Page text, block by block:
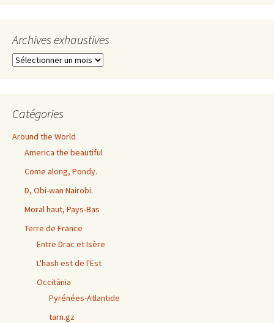
Archives exhaustives
Archives
Catégories
Around the World
America the beautiful
Come along, Pondy.
D, Obi-wan Nairobi.
Moral haut, Pays-Bas
Terre de France
Entre Drac et Isère
L'hash est de l'Est
Occitània
Pyrénées-Atlantide
tarn.gz